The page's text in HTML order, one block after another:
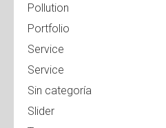
Pollution
Portfolio
Service
Service
Sin categoría
Slider